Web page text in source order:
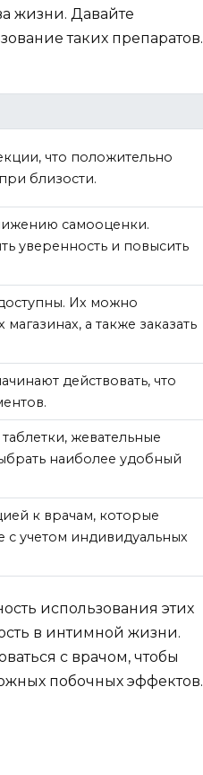
жизни. Давайте
таких препаратов.
что положительно
близости.
самооценки.
уверенность и повысить
Их можно
а также заказать
действовать, что
жевательные
наиболее удобный
к врачам, которые
учетом индивидуальных
использования этих
в интимной жизни.
с врачом, чтобы
побочных эффектов.